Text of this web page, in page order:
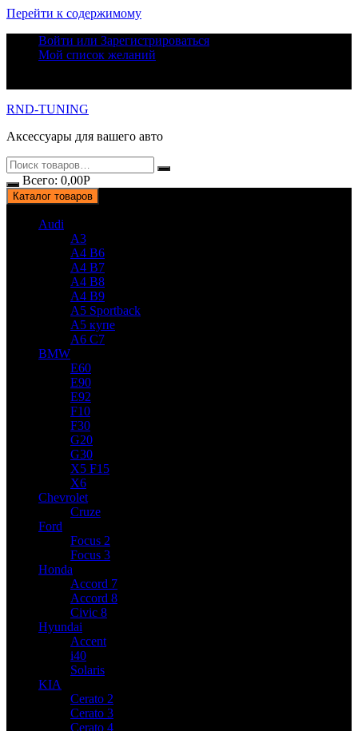
Перейти к содержимому
Войти или Зарегистрироваться
Мой список желаний
RND-TUNING
Аксессуары для вашего авто
Всего: 0,00Р
Каталог товаров
Audi
A3
A4 B6
A4 B7
A4 B8
A4 B9
A5 Sportback
A5 купе
A6 C7
BMW
E60
E90
E92
F10
F30
G20
G30
X5 F15
X6
Chevrolet
Cruze
Ford
Focus 2
Focus 3
Honda
Accord 7
Accord 8
Civic 8
Hyundai
Accent
i40
Solaris
KIA
Cerato 2
Cerato 3
Cerato 4